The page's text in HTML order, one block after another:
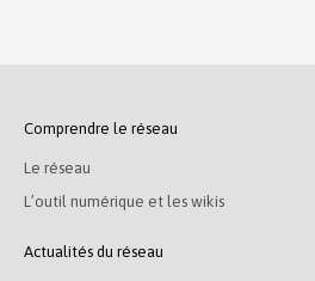
Comprendre le réseau
Le réseau
L’outil numérique et les wikis
Actualités du réseau